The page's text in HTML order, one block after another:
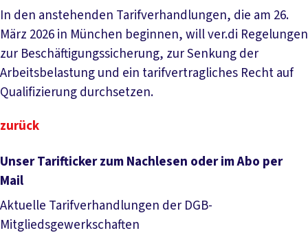
In den anstehenden Tarifverhandlungen, die am 26.
März 2026 in München beginnen, will ver.di Regelungen
zur Beschäftigungssicherung, zur Senkung der
Arbeitsbelastung und ein tarifvertragliches Recht auf
Qualifizierung durchsetzen.
zurück
Unser Tarifticker zum Nachlesen oder im Abo per
Mail
Aktuelle Tarifverhandlungen der DGB-
Mitgliedsgewerkschaften